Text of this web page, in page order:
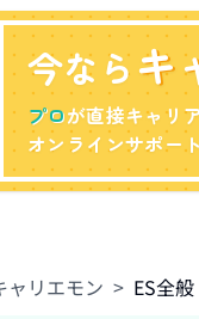
今ならキ
プロが直接キャリ
オンラインサポー
ャリエモン > ES全般